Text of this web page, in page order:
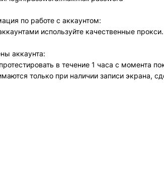
по работе с аккаунтом:
используйте качественные прокси.
аккаунта:
в течение 1 часа с момента
только при наличии записи экрана,